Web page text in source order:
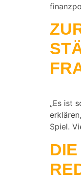
„Es ist
Spiel.